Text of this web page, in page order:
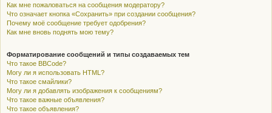
Как мне пожаловаться на сообщения модератору?
Что означает кнопка «Сохранить» при создании сообщения?
Почему моё сообщение требует одобрения?
Как мне вновь поднять мою тему?
Форматирование сообщений и типы создаваемых тем
Что такое BBCode?
Могу ли я использовать HTML?
Что такое смайлики?
Могу ли я добавлять изображения к сообщениям?
Что такое важные объявления?
Что такое объявления?